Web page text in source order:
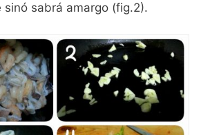
sinó sabrá amargo (fig.2).